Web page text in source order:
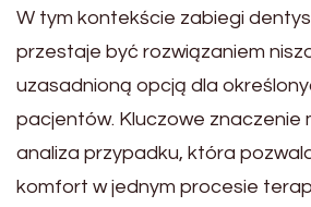
W tym kontekście zabiegi
przestaje być rozwiązaniem
uzasadnioną opcją dla
pacjentów. Kluczowe znaczenie
analiza przypadku, która
komfort w jednym procesie